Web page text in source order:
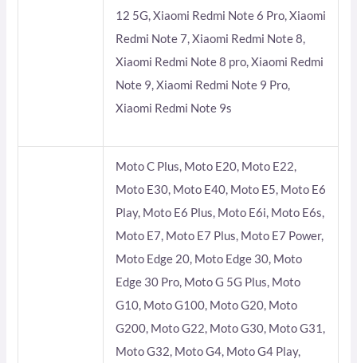
12 5G, Xiaomi Redmi Note 6 Pro, Xiaomi
Redmi Note 7, Xiaomi Redmi Note 8,
Xiaomi Redmi Note 8 pro, Xiaomi Redmi
Note 9, Xiaomi Redmi Note 9 Pro,
Xiaomi Redmi Note 9s
Moto C Plus, Moto E20, Moto E22,
Moto E30, Moto E40, Moto E5, Moto E6
Play, Moto E6 Plus, Moto E6i, Moto E6s,
Moto E7, Moto E7 Plus, Moto E7 Power,
Moto Edge 20, Moto Edge 30, Moto
Edge 30 Pro, Moto G 5G Plus, Moto
G10, Moto G100, Moto G20, Moto
G200, Moto G22, Moto G30, Moto G31,
Moto G32, Moto G4, Moto G4 Play,